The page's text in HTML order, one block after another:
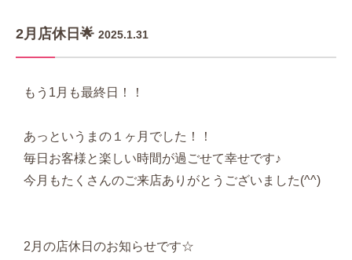
2月店休日🌟 2025.1.31
もう1月も最終日！！
あっというまの１ヶ月でした！！
毎日お客様と楽しい時間が過ごせて幸せです♪
今月もたくさんのご来店ありがとうございました(^^)
2月の店休日のお知らせです☆